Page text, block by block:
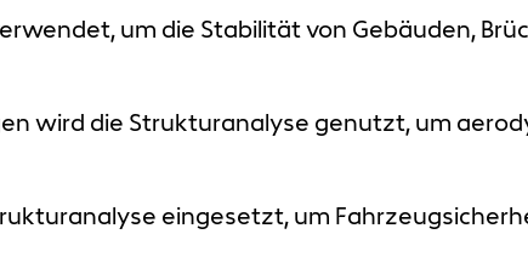
um die Stabilität von Gebäuden,
wird die Strukturanalyse genutzt, um
eingesetzt, um